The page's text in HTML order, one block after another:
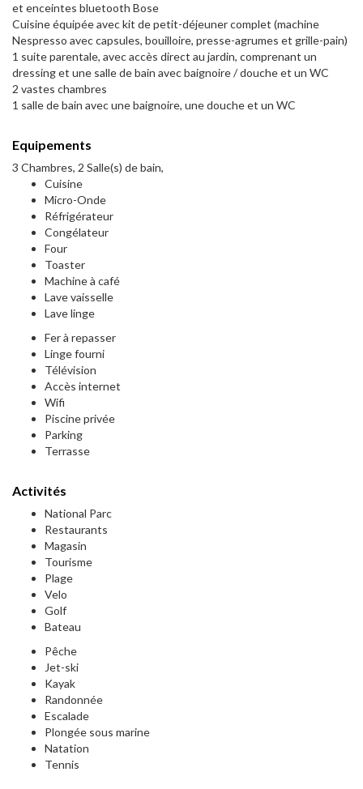
et enceintes bluetooth Bose
Cuisine équipée avec kit de petit-déjeuner complet (machine
Nespresso avec capsules, bouilloire, presse-agrumes et grille-pain)
1 suite parentale, avec accès direct au jardin, comprenant un
dressing et une salle de bain avec baignoire / douche et un WC
2 vastes chambres
1 salle de bain avec une baignoire, une douche et un WC
Equipements
3 Chambres, 2 Salle(s) de bain,
Cuisine
Micro-Onde
Réfrigérateur
Congélateur
Four
Toaster
Machine à café
Lave vaisselle
Lave linge
Fer à repasser
Linge fourni
Télévision
Accès internet
Wifi
Piscine privée
Parking
Terrasse
Activités
National Parc
Restaurants
Magasin
Tourisme
Plage
Velo
Golf
Bateau
Pêche
Jet-ski
Kayak
Randonnée
Escalade
Plongée sous marine
Natation
Tennis